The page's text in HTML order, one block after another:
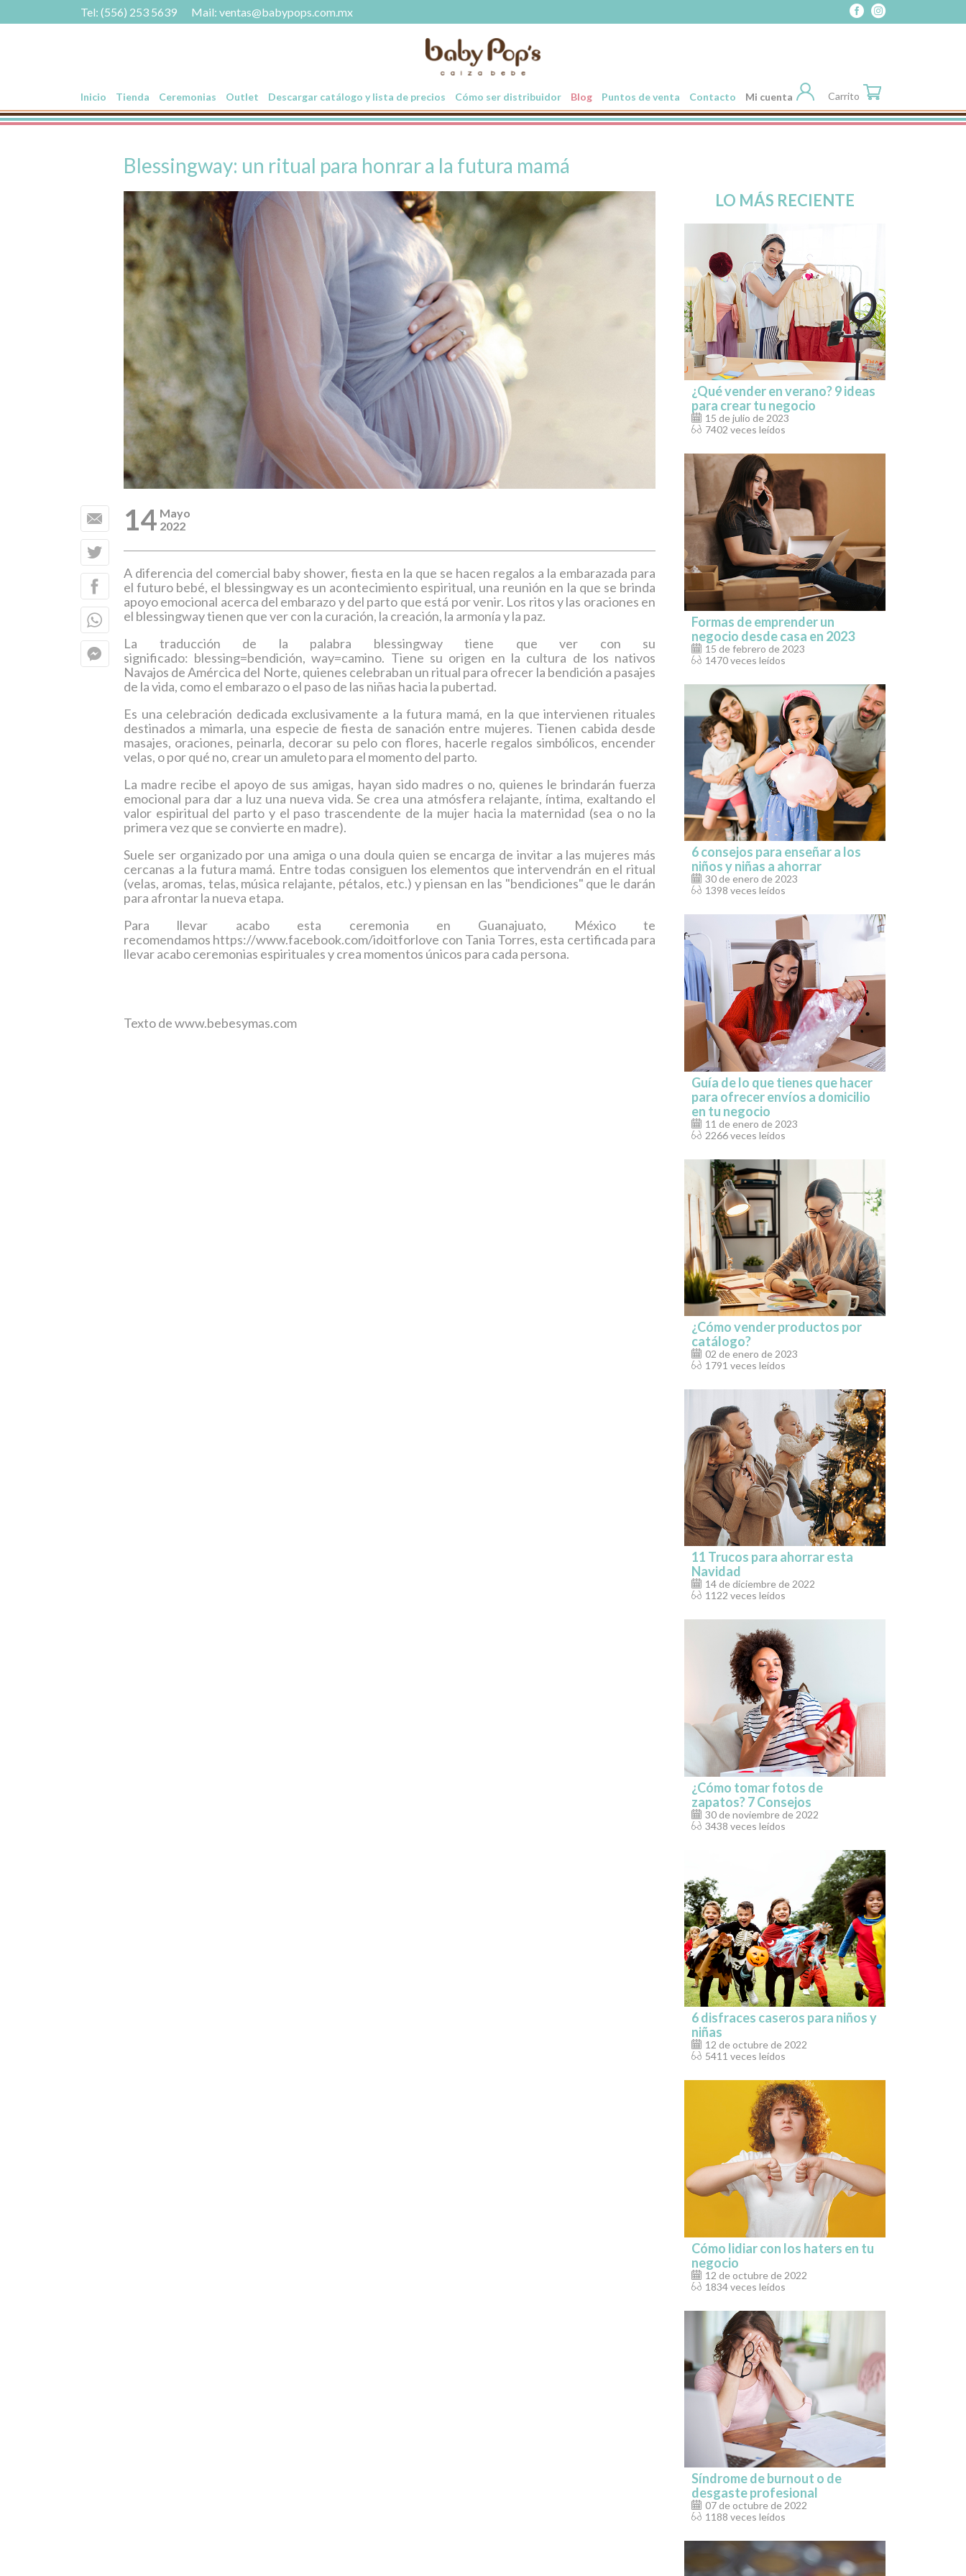
Tel: (556) 253 5639 Mail: ventas@babypops.com.mx
Inicio Tienda Ceremonias Outlet Descargar catálogo y lista de precios Cómo ser distribuidor Blog Puntos de venta Contacto Mi cuenta Carrito
Blessingway: un ritual para honrar a la futura mamá
14 Mayo
2022
A diferencia del comercial baby shower, fiesta en la que se hacen regalos a la embarazada para
el futuro bebé, el blessingway es un acontecimiento espiritual, una reunión en la que se brinda
apoyo emocional acerca del embarazo y del parto que está por venir. Los ritos y las oraciones en
el blessingway tienen que ver con la curación, la creación, la armonía y la paz.
La traducción de la palabra blessingway tiene que ver con su
significado: blessing=bendición, way=camino. Tiene su origen en la cultura de los nativos
Navajos de Amércica del Norte, quienes celebraban un ritual para ofrecer la bendición a pasajes
de la vida, como el embarazo o el paso de las niñas hacia la pubertad.
Es una celebración dedicada exclusivamente a la futura mamá, en la que intervienen rituales
destinados a mimarla, una especie de fiesta de sanación entre mujeres. Tienen cabida desde
masajes, oraciones, peinarla, decorar su pelo con flores, hacerle regalos simbólicos, encender
velas, o por qué no, crear un amuleto para el momento del parto.
La madre recibe el apoyo de sus amigas, hayan sido madres o no, quienes le brindarán fuerza
emocional para dar a luz una nueva vida. Se crea una atmósfera relajante, íntima, exaltando el
valor espiritual del parto y el paso trascendente de la mujer hacia la maternidad (sea o no la
primera vez que se convierte en madre).
Suele ser organizado por una amiga o una doula quien se encarga de invitar a las mujeres más
cercanas a la futura mamá. Entre todas consiguen los elementos que intervendrán en el ritual
(velas, aromas, telas, música relajante, pétalos, etc.) y piensan en las "bendiciones" que le darán
para afrontar la nueva etapa.
Para llevar acabo esta ceremonia en Guanajuato, México te
recomendamos https://www.facebook.com/idoitforlove con Tania Torres, esta certificada para
llevar acabo ceremonias espirituales y crea momentos únicos para cada persona.
Texto de www.bebesymas.com
LO MÁS RECIENTE
¿Qué vender en verano? 9 ideas
para crear tu negocio
15 de julio de 2023
7402 veces leídos
Formas de emprender un
negocio desde casa en 2023
15 de febrero de 2023
1470 veces leídos
6 consejos para enseñar a los
niños y niñas a ahorrar
30 de enero de 2023
1398 veces leídos
Guía de lo que tienes que hacer
para ofrecer envíos a domicilio
en tu negocio
11 de enero de 2023
2266 veces leídos
¿Cómo vender productos por
catálogo?
02 de enero de 2023
1791 veces leídos
11 Trucos para ahorrar esta
Navidad
14 de diciembre de 2022
1122 veces leídos
¿Cómo tomar fotos de
zapatos? 7 Consejos
30 de noviembre de 2022
3438 veces leídos
6 disfraces caseros para niños y
niñas
12 de octubre de 2022
5411 veces leídos
Cómo lidiar con los haters en tu
negocio
12 de octubre de 2022
1834 veces leídos
Síndrome de burnout o de
desgaste profesional
07 de octubre de 2022
1188 veces leídos